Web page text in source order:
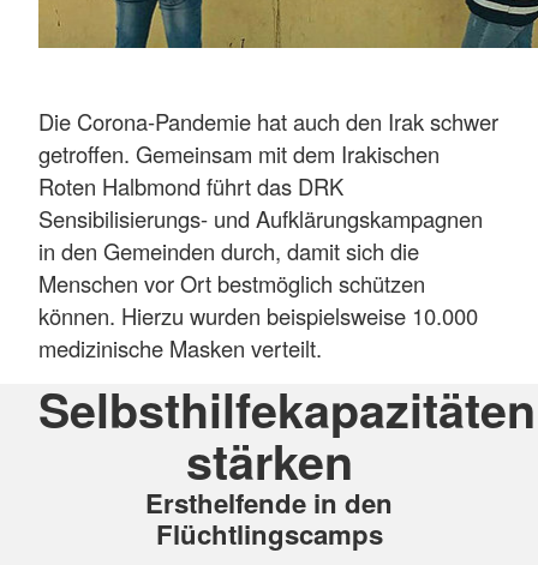
Die Corona-Pandemie hat auch den Irak schwer
getroffen. Gemeinsam mit dem Irakischen
Roten Halbmond führt das DRK
Sensibilisierungs- und Aufklärungskampagnen
in den Gemeinden durch, damit sich die
Menschen vor Ort bestmöglich schützen
können. Hierzu wurden beispielsweise 10.000
medizinische Masken verteilt.
Selbsthilfekapazitäten
stärken
Ersthelfende in den
Flüchtlingscamps